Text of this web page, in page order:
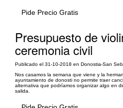
Pide Precio Gratis
Presupuesto de
ceremonia civil
Publicado el 31-10-2018 en Donostia-San
Nos casamos la semana que viene y la
ayuntamiento de donosti no permite traer
alternativa que podríamos organizar algo en
salida.